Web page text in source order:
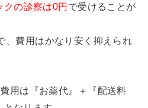
クの診察は0円で受けることが
、費用はかなり安く抑えられ
用は『お薬代』＋『配送料